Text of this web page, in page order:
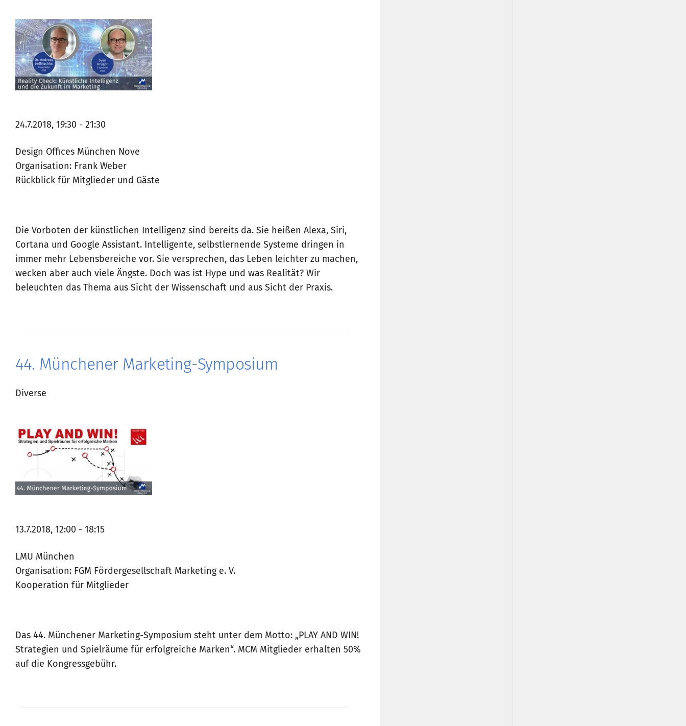
24.7.2018, 19:30 - 21:30
Design Offices München Nove
Organisation: Frank Weber
Rückblick für Mitglieder und Gäste
Die Vorboten der künstlichen Intelligenz sind bereits da. Sie heißen Alexa, Siri,
Cortana und Google Assistant. Intelligente, selbstlernende Systeme dringen in
immer mehr Lebensbereiche vor. Sie versprechen, das Leben leichter zu machen,
wecken aber auch viele Ängste. Doch was ist Hype und was Realität? Wir
beleuchten das Thema aus Sicht der Wissenschaft und aus Sicht der Praxis.
44. Münchener Marketing-Symposium
Diverse
13.7.2018, 12:00 - 18:15
LMU München
Organisation: FGM Fördergesellschaft Marketing e. V.
Kooperation für Mitglieder
Das 44. Münchener Marketing-Symposium steht unter dem Motto: „PLAY AND WIN!
Strategien und Spielräume für erfolgreiche Marken“. MCM Mitglieder erhalten 50%
auf die Kongressgebühr.